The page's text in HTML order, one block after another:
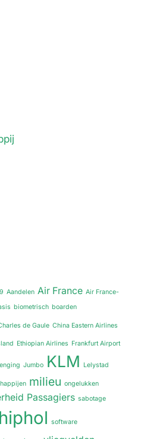
Aandelen Air France Air France-
biometrisch boarden
de Gaule China Eastern Airlines
Ethiopian Airlines Frankfurt Airport
Jumbo KLM Lelystad
milieu ongelukken
Passagiers sabotage
software